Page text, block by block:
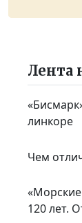
Лента
линкоре
Чем
120 лет.